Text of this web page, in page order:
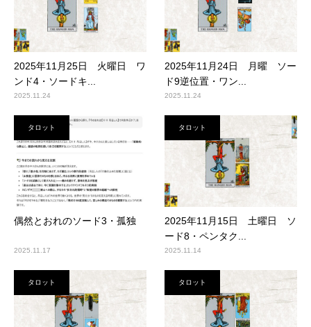
2025年11月25日 火曜日 ワ
ンド4・ソードキ...
2025.11.24
2025年11月24日 月曜 ソー
ド9逆位置・ワン...
2025.11.24
タロット
偶然とおれのソード3・孤独
2025.11.17
タロット
2025年11月15日 土曜日 ソ
ード8・ペンタク...
2025.11.14
タロット タロット